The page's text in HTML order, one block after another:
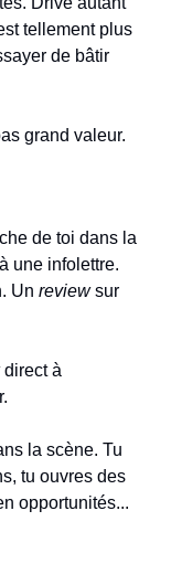
tellement plus
de bâtir
grand valeur.
de toi dans la
une infolettre.
Un reviewsur
direct à
la scène. Tu
tu ouvres des
opportunités...